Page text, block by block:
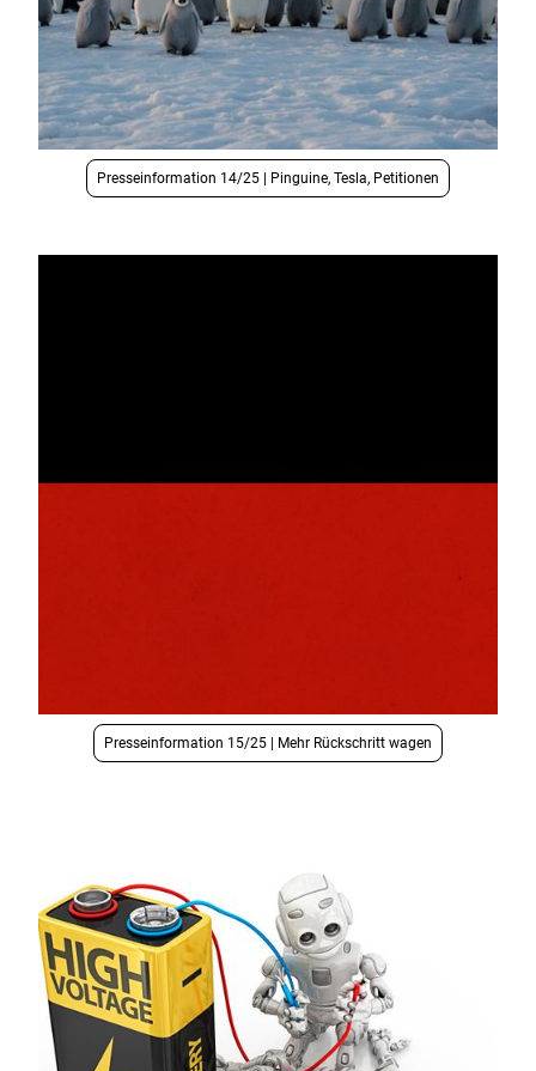
Presseinformation 14/25 | Pinguine, Tesla, Petitionen
Presseinformation 15/25 | Mehr Rückschritt wagen